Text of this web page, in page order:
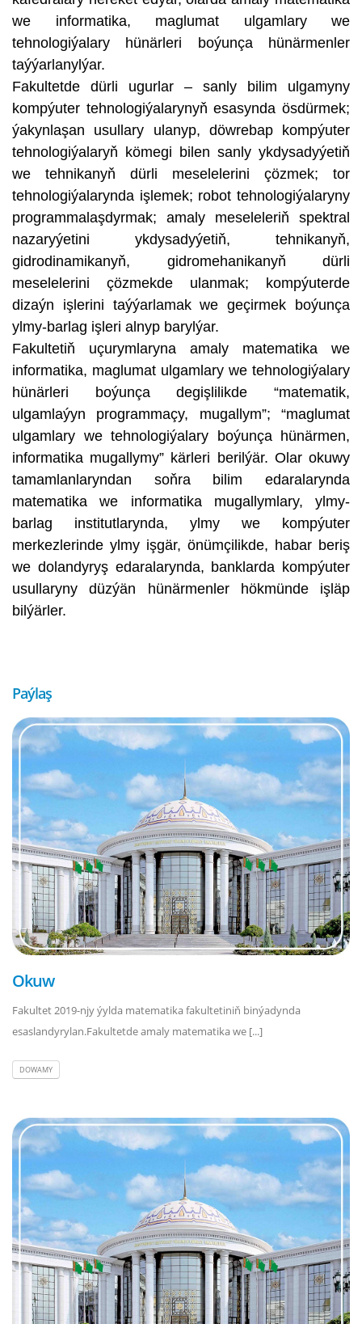
we informatika, maglumat ulgamlary we
tehnologiýalary hünärleri boýunça hünärmenler
taýýarlanylýar.
Fakultetde dürli ugurlar – sanly bilim ulgamyny
kompýuter tehnologiýalarynyň esasynda ösdürmek;
ýakynlaşan usullary ulanyp, döwrebap kompýuter
tehnologiýalaryň kömegi bilen sanly ykdysadyýetiň
we tehnikanyň dürli meselelerini çözmek; tor
tehnologiýalarynda işlemek; robot tehnologiýalaryny
programmalaşdyrmak; amaly meseleleriň spektral
nazaryýetini ykdysadyýetiň, tehnikanyň,
gidrodinamikanyň, gidromehanikanyň dürli
meselelerini çözmekde ulanmak; kompýuterde
dizaýn işlerini taýýarlamak we geçirmek boýunça
ylmy-barlag işleri alnyp barylýar.
Fakultetiň uçurymlaryna amaly matematika we
informatika, maglumat ulgamlary we tehnologiýalary
hünärleri boýunça degişlilikde “matematik,
ulgamlaýyn programmaçy, mugallym”; “maglumat
ulgamlary we tehnologiýalary boýunça hünärmen,
informatika mugallymy” kärleri berilýär. Olar okuwy
tamamlanlaryndan soňra bilim edaralarynda
matematika we informatika mugallymlary, ylmy-
barlag institutlarynda, ylmy we kompýuter
merkezlerinde ylmy işgär, önümçilikde, habar beriş
we dolandyryş edaralarynda, banklarda kompýuter
usullaryny düzýän hünärmenler hökmünde işläp
bilýärler.
Paýlaş
Okuw
Fakultet 2019-njy ýylda matematika fakultetiniň binýadynda
esaslandyrylan.Fakultetde amaly matematika we [...]
DOWAMY